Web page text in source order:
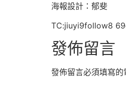
海報設計：郁斐
TC:jiuyi9follow8
發佈留言
發佈留言必須填寫的